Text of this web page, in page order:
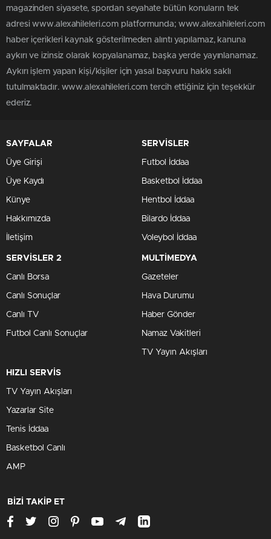
magazinden siyasete, spordan seyahate bütün konuların tek
adresi www.alexahileleri.com platformunda; www.alexahileleri.com
haber içerikleri kaynak gösterilmeden alıntı yapılamaz, kanuna
aykırı ve izinsiz olarak kopyalanamaz, başka yerde yayınlanamaz.
Aykırı işlem yapan kişi/kişiler için yasal başvuru hakkı saklı
tutulmaktadır. www.alexahileleri.com tercih ettiğiniz için teşekkür
ederiz.
SAYFALAR
Üye Girişi
Üye Kaydı
Künye
Hakkımızda
İletişim
SERVİSLER
Futbol İddaa
Basketbol İddaa
Hentbol İddaa
Bilardo İddaa
Voleybol İddaa
SERVİSLER 2
Canlı Borsa
Canlı Sonuçlar
Canlı TV
Futbol Canlı Sonuçlar
MULTİMEDYA
Gazeteler
Hava Durumu
Haber Gönder
Namaz Vakitleri
TV Yayın Akışları
HIZLI SERVİS
TV Yayın Akışları
Yazarlar Site
Tenis İddaa
Basketbol Canlı
AMP
BİZİ TAKİP ET